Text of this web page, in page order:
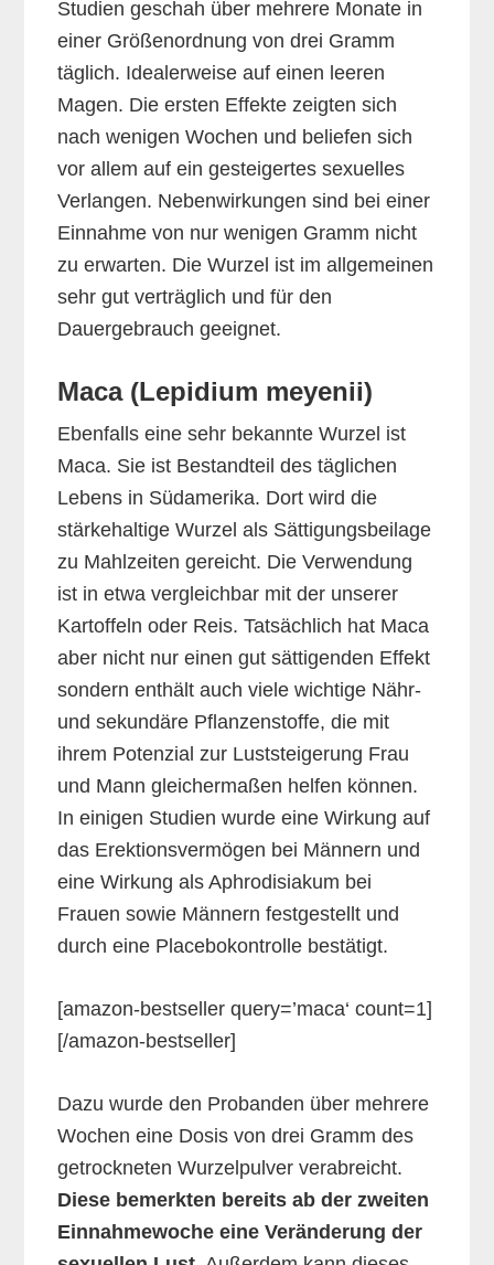
Studien geschah über mehrere Monate in
einer Größenordnung von drei Gramm
täglich. Idealerweise auf einen leeren
Magen. Die ersten Effekte zeigten sich
nach wenigen Wochen und beliefen sich
vor allem auf ein gesteigertes sexuelles
Verlangen. Nebenwirkungen sind bei einer
Einnahme von nur wenigen Gramm nicht
zu erwarten. Die Wurzel ist im allgemeinen
sehr gut verträglich und für den
Dauergebrauch geeignet.
Maca (Lepidium meyenii)
Ebenfalls eine sehr bekannte Wurzel ist
Maca. Sie ist Bestandteil des täglichen
Lebens in Südamerika. Dort wird die
stärkehaltige Wurzel als Sättigungsbeilage
zu Mahlzeiten gereicht. Die Verwendung
ist in etwa vergleichbar mit der unserer
Kartoffeln oder Reis. Tatsächlich hat Maca
aber nicht nur einen gut sättigenden Effekt
sondern enthält auch viele wichtige Nähr-
und sekundäre Pflanzenstoffe, die mit
ihrem Potenzial zur Luststeigerung Frau
und Mann gleichermaßen helfen können.
In einigen Studien wurde eine Wirkung auf
das Erektionsvermögen bei Männern und
eine Wirkung als Aphrodisiakum bei
Frauen sowie Männern festgestellt und
durch eine Placebokontrolle bestätigt.
[amazon-bestseller query=’maca‘ count=1]
[/amazon-bestseller]
Dazu wurde den Probanden über mehrere
Wochen eine Dosis von drei Gramm des
getrockneten Wurzelpulver verabreicht.
Diese bemerkten bereits ab der zweiten
Einnahmewoche eine Veränderung der